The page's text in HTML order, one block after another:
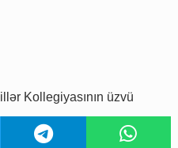
Kollegiyasının üzvü